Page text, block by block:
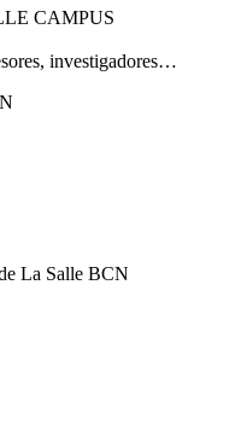
CAMPUS
investigadores…
La Salle BCN